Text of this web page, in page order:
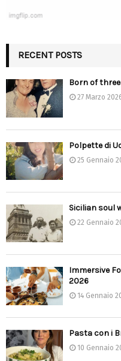
RECENT POSTS
Born of
27 Marzo
Polpette di
25 Gennaio
Sicilian soul
22 Gennaio
Immersive
2026
14 Gennaio
Pasta con i
10 Gennaio